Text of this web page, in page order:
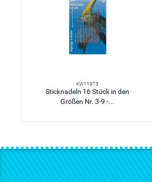
KW11373
Sticknadeln 16 Stück in den
Größen Nr. 3-9 -...